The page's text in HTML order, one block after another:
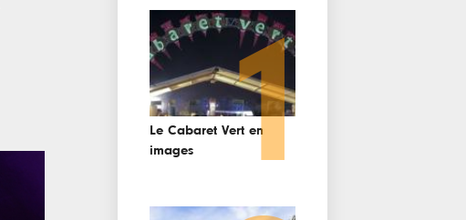
Le Cabaret Vert en
images
1